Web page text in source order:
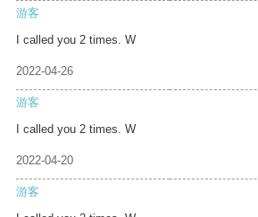
游客
I called you 2 times. W
2022-04-26
游客
I called you 2 times. W
2022-04-20
游客